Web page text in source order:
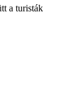
a turisták